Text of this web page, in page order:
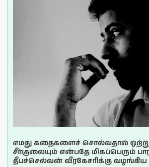
எமது கதைகளைச் சொல்வதால்
சீர்குலையும் என்பதே மிகப்பெரும்
தீபச்செல்வன் வீரகேசரிக்கு